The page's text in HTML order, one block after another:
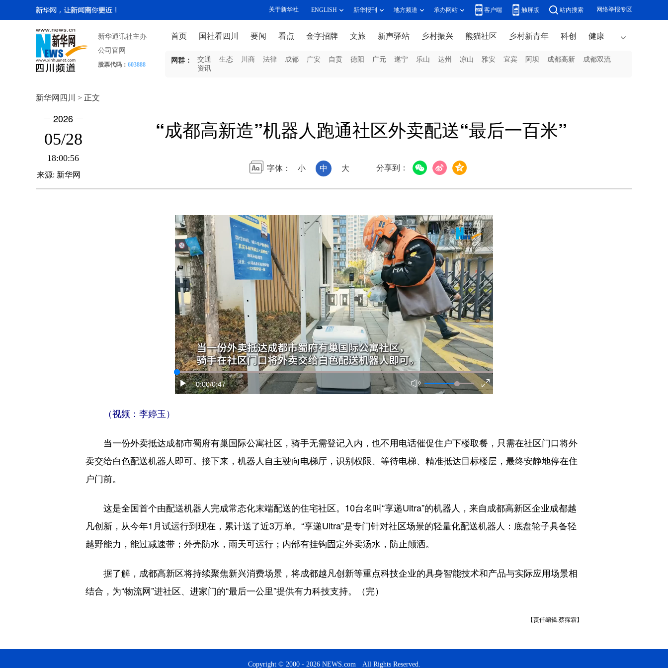
关于新华社 ENGLISH 新华报刊 地方频道 承办网站 客户端 触屏版 站内搜索 网络举报专区
新华通讯社主办
公司官网
股票代码： 603888
首页 国社看四川 要闻 看点 金字招牌 文旅 新声驿站 乡村振兴 熊猫社区 乡村新青年 科创 健康
网群： 交通 生态 川商 法律 成都 广安 自贡 德阳 广元 遂宁 乐山 达州 凉山 雅安 宜宾 阿坝 成都高新
成都双流
资讯
新华网四川 > 正文
2026
05/28
18:00:56
来源: 新华网
“成都高新造”机器人跑通社区外卖配送“最后一百米”
字体： 小 中 大 分享到：
0:00/0:47
（视频：李婷玉）
当一份外卖抵达成都市蜀府有巢国际公寓社区，骑手无需登记入内，也不用电话催促住户下楼取餐，只需在社区门口将外
卖交给白色配送机器人即可。接下来，机器人自主驶向电梯厅，识别权限、等待电梯、精准抵达目标楼层，最终安静地停在住
户门前。
这是全国首个由配送机器人完成常态化末端配送的住宅社区。10台名叫“享递Ultra”的机器人，来自成都高新区企业成都越
凡创新，从今年1月试运行到现在，累计送了近3万单。“享递Ultra”是专门针对社区场景的轻量化配送机器人：底盘轮子具备轻
越野能力，能过减速带；外壳防水，雨天可运行；内部有挂钩固定外卖汤水，防止颠洒。
据了解，成都高新区将持续聚焦新兴消费场景，将成都越凡创新等重点科技企业的具身智能技术和产品与实际应用场景相
结合，为“物流网”进社区、进家门的“最后一公里”提供有力科技支持。（完）
【责任编辑:蔡霈霜】
Copyright © 2000 - 2026 NEWS.com All Rights Reserved.